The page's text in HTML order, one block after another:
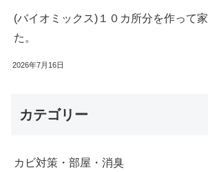
(バイオミックス)１０カ所分を作って
た。
2026年7月16日
カテゴリー
カビ対策・部屋・消臭